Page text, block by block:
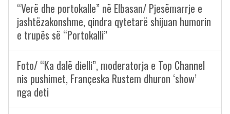
“Verë dhe portokalle” në Elbasan/ Pjesëmarrje e
jashtëzakonshme, qindra qytetarë shijuan humorin
e trupës së “Portokalli”
Foto/ “Ka dalë dielli”, moderatorja e Top Channel
nis pushimet, Françeska Rustem dhuron ‘show’
nga deti